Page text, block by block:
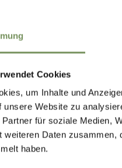
Cookies
um Inhalte und
unsere Website zu
für soziale Medien,
weiteren Daten
haben.